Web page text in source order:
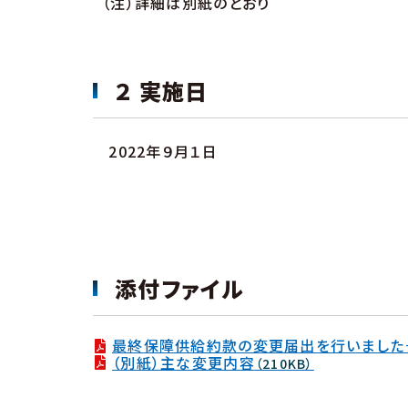
２ 実施日
2022年９月１日
添付ファイル
最終保障供給約款の変更届出を行いまし
（別紙）主な変更内容 （210KB）